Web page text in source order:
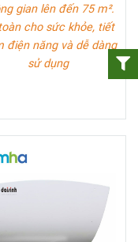
gian lên đến 75 m².
cho sức khỏe, tiết
điện năng và dễ dàng
sử dụng